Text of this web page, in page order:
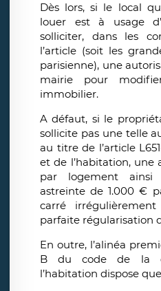
Dès lors, si le local
louer est à usage
solliciter, dans les
l’article (soit les
parisienne), une
mairie pour
immobilier.
A défaut, si le
sollicite pas une telle
au titre de l’article
et de l’habitation,
par logement ainsi
astreinte de 1.000 €
carré irrégulièrement
parfaite régularisation
En outre, l’alinéa
B du code de la
l’habitation dispose